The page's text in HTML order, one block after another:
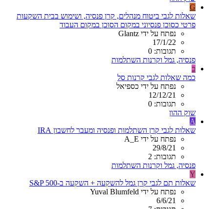
G
שאלות לגבי ביטוח מנהלים, קרן פנסיה, ושימוש בבית השקעות
פרטי כסוכן פנסיוני במקום הסוכן במקום העבוד
נפתח על ידי Glantz
17/1/22
תגובות: 0
פנסיה, גמל וקרנות השתלמות
כ
כמה שאלות לגבי קרנות סל
נפתח על ידי כספיאל
12/12/21
תגובות: 0
שוק ההון
A
שאלות לגבי קרן השתלמות ופנסיה ומעבר לחשבון IRA
נפתח על ידי A_E
29/8/21
תגובות: 2
פנסיה, גמל וקרנות השתלמות
Y
שאלות תם לגבי קרן גמל להשקעה + השקעה ב-S&P 500
נפתח על ידי Yuval Blumfeld
6/6/21